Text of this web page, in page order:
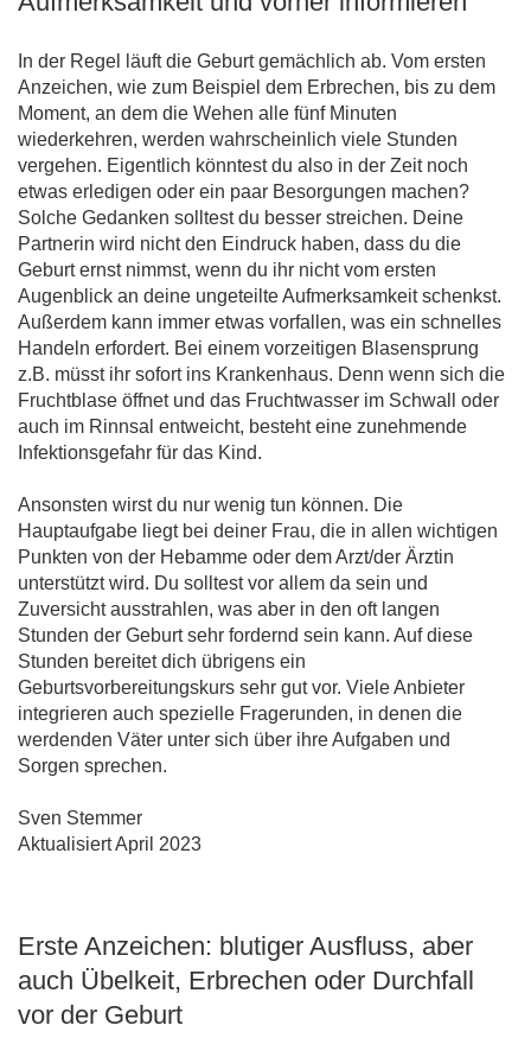
In der Regel läuft die Geburt gemächlich ab. Vom ersten
Anzeichen, wie zum Beispiel dem Erbrechen, bis zu dem
Moment, an dem die Wehen alle fünf Minuten
wiederkehren, werden wahrscheinlich viele Stunden
vergehen. Eigentlich könntest du also in der Zeit noch
etwas erledigen oder ein paar Besorgungen machen?
Solche Gedanken solltest du besser streichen. Deine
Partnerin wird nicht den Eindruck haben, dass du die
Geburt ernst nimmst, wenn du ihr nicht vom ersten
Augenblick an deine ungeteilte Aufmerksamkeit schenkst.
Außerdem kann immer etwas vorfallen, was ein schnelles
Handeln erfordert. Bei einem vorzeitigen Blasensprung
z.B. müsst ihr sofort ins Krankenhaus. Denn wenn sich die
Fruchtblase öffnet und das Fruchtwasser im Schwall oder
auch im Rinnsal entweicht, besteht eine zunehmende
Infektionsgefahr für das Kind.
Ansonsten wirst du nur wenig tun können. Die
Hauptaufgabe liegt bei deiner Frau, die in allen wichtigen
Punkten von der Hebamme oder dem Arzt/der Ärztin
unterstützt wird. Du solltest vor allem da sein und
Zuversicht ausstrahlen, was aber in den oft langen
Stunden der Geburt sehr fordernd sein kann. Auf diese
Stunden bereitet dich übrigens ein
Geburtsvorbereitungskurs sehr gut vor. Viele Anbieter
integrieren auch spezielle Fragerunden, in denen die
werdenden Väter unter sich über ihre Aufgaben und
Sorgen sprechen.
Sven Stemmer
Aktualisiert April 2023
Erste Anzeichen: blutiger Ausfluss, aber
auch Übelkeit, Erbrechen oder Durchfall
vor der Geburt